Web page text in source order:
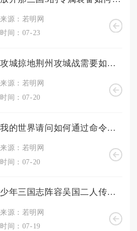
来源：若明网
时间：07-23
攻城掠地荆州攻城战需要如何选择将领
来源：若明网
时间：07-20
我的世界请问如何通过命令生成村民士兵
来源：若明网
时间：07-20
少年三国志阵容吴国二人传战胜其他阵容的机会有多大
来源：若明网
时间：07-19